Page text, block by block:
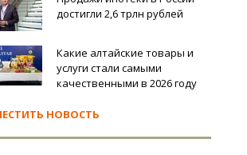
достигли 2,6 трлн рублей
Какие алтайские товары и
услуги стали самыми
качественными в 2026 году
НОВОСТЬ